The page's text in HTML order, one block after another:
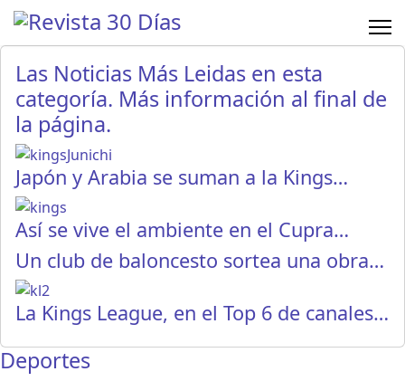
Las Noticias Más Leidas en esta
categoría. Más información al final de
la página.
Japón y Arabia se suman a la Kings…
Así se vive el ambiente en el Cupra…
Un club de baloncesto sortea una obra…
La Kings League, en el Top 6 de canales…
Deportes